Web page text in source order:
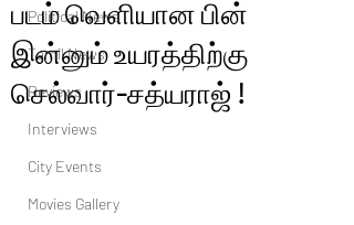
Political News
Tamil News
Reviews
Interviews
City Events
Movies Gallery
படம் வெளியான பின்
இன்னும் உயரத்திற்கு
செல்வார்-சத்யராஜ் !